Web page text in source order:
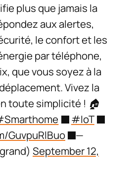
plus que jamais la
aux alertes,
le confort et les
par téléphone,
que vous soyez à la
Vivez la
toute simplicité ! 🏠
#IoT
GuvpuRlBuo
—
September 12,